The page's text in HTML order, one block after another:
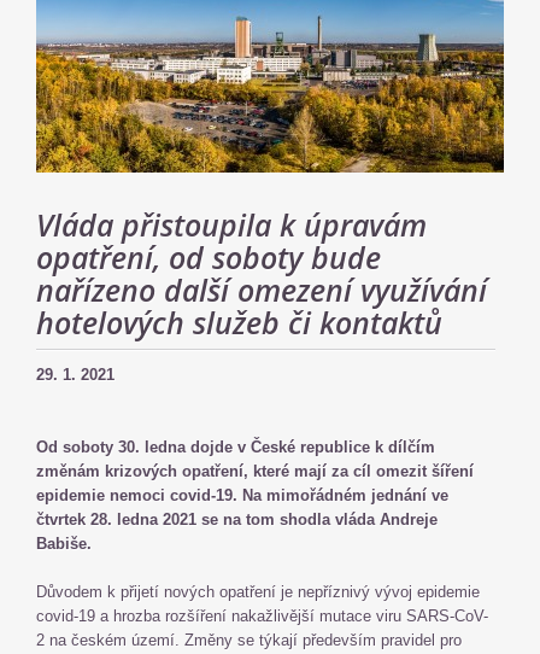
Vláda přistoupila k úpravám
opatření, od soboty bude
nařízeno další omezení využívání
hotelových služeb či kontaktů
29. 1. 2021
Od soboty 30. ledna dojde v České republice k dílčím
změnám krizových opatření, které mají za cíl omezit šíření
epidemie nemoci covid-19. Na mimořádném jednání ve
čtvrtek 28. ledna 2021 se na tom shodla vláda Andreje
Babiše.
Důvodem k přijetí nových opatření je nepříznivý vývoj epidemie
covid-19 a hrozba rozšíření nakažlivější mutace viru SARS-CoV-
2 na českém území. Změny se týkají především pravidel pro